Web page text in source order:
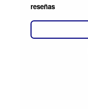
reseñas